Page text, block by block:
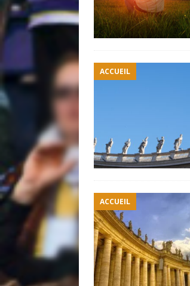
ACCUEIL
ACCUEIL